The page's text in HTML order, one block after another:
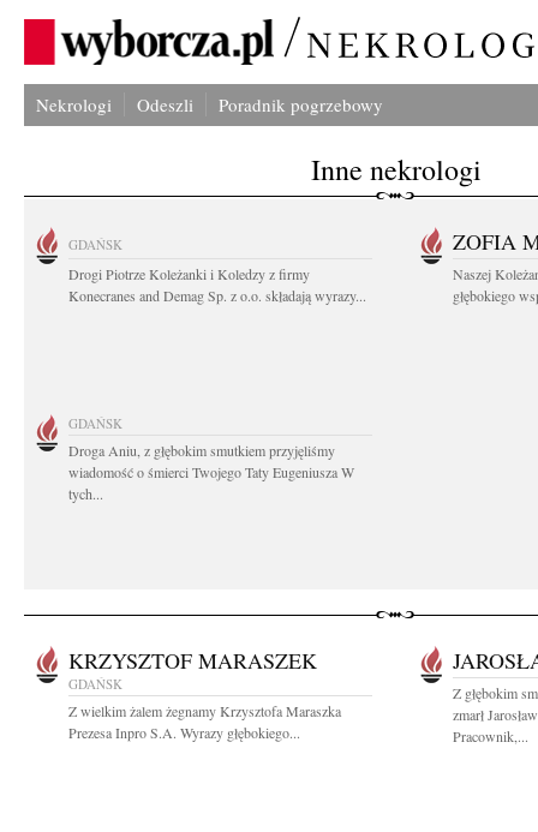
Nekrologi Odeszli Poradnik pogrzebowy
Inne nekrologi
GDAŃSK
Drogi Piotrze Koleżanki i Koledzy z firmy
Konecranes and Demag Sp. z o.o. składają wyrazy...
ZOFIA
Naszej
głębokiego
GDAŃSK
Droga Aniu, z głębokim smutkiem przyjęliśmy
wiadomość o śmierci Twojego Taty Eugeniusza W
tych...
KRZYSZTOF MARASZEK
GDAŃSK
Z wielkim żalem żegnamy Krzysztofa Maraszka
Prezesa Inpro S.A. Wyrazy głębokiego...
Z głębokim
zmarł
Pracownik,...